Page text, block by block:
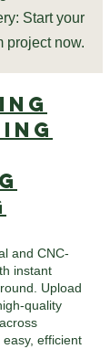
Start your
project now.
and CNC-
instant
Upload
quality
efficient